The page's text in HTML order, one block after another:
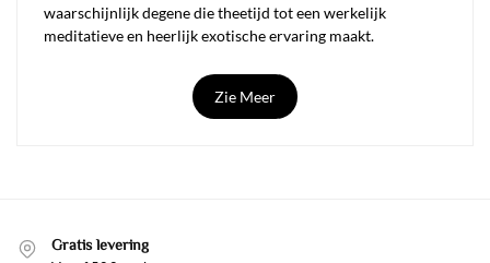
waarschijnlijk degene die theetijd tot een werkelijk
meditatieve en heerlijk exotische ervaring maakt.
De beroemdste, bekend als tetsubin, komen rechtstreeks uit
Japan, waar ze vanaf de 17e eeuw een integraal onderdeel
werden van de Japanse theeceremonie. Sommige
geur combineert, voor onvergelijkbare welzijnsrituelen!
Zie Meer
Gratis levering